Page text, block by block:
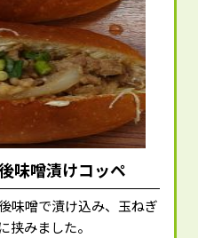
味噌漬けコッペ
味噌で漬け込み、玉ねぎ
挟みました。